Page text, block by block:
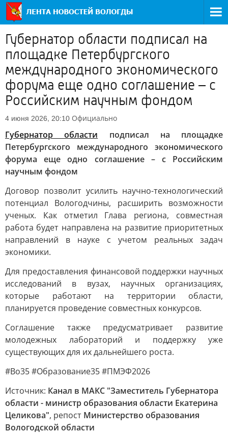
Губернатор области подписал на
площадке Петербургского
международного экономического
форума еще одно соглашение – с
Российским научным фондом
4 июня 2026, 20:10 Официально
Губернатор области подписал на площадке
Петербургского международного экономического
форума еще одно соглашение – с Российским
научным фондом
Договор позволит усилить научно-технологический
потенциал Вологодчины, расширить возможности
ученых. Как отметил Глава региона, совместная
работа будет направлена на развитие приоритетных
направлений в науке с учетом реальных задач
экономики.
Для предоставления финансовой поддержки научных
исследований в вузах, научных организациях,
которые работают на территории области,
планируется проведение совместных конкурсов.
Соглашение также предусматривает развитие
молодежных лабораторий и поддержку уже
существующих для их дальнейшего роста.
#Во35 #Образование35 #ПМЭФ2026
Источник: Канал в МАКС "Заместитель Губернатора
области - министр образования области Екатерина
Целикова", репост Министерство образования
Вологодской области